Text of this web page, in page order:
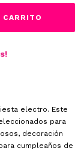
electro. Este
para
decoración
cumpleaños de